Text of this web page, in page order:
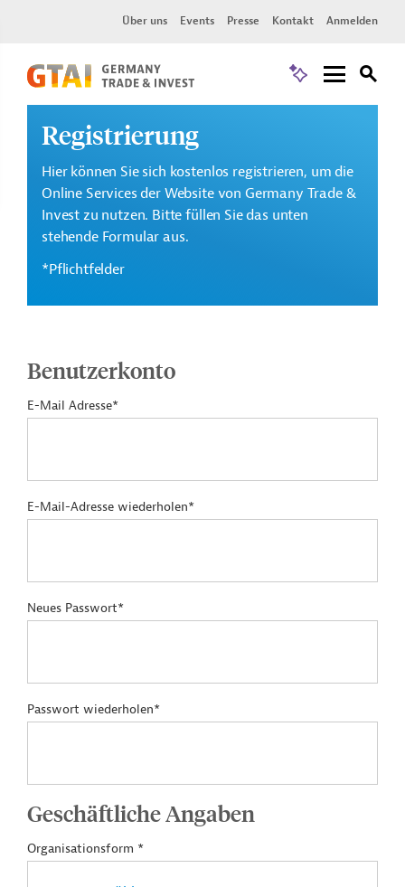
Über uns Events Presse Kontakt Anmelden
Registrierung
Hier können Sie sich kostenlos registrieren, um die
Online Services der Website von Germany Trade &
Invest zu nutzen. Bitte füllen Sie das unten
stehende Formular aus.
*Pflichtfelder
Benutzerkonto
E-Mail Adresse*
E-Mail-Adresse wiederholen*
Neues Passwort*
Passwort wiederholen*
Geschäftliche Angaben
Organisationsform *